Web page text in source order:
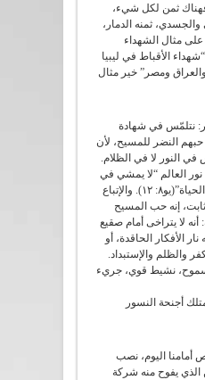
فهناك ثمن لكل شيء،
ثمنه الدمار،
على مثال الشهداء
“شهداء الأقباط في ليبيا
ومصر” خير مثال
نتلمّس في شهادة
حبهم النضر للمسيح، لأن
النور لا في الظلام.
العالم “لا يمشي في
الظلام، بل يكون له نور الحياة”(يو٨: ١٢). والإتباع
إنه حب المسيح
لا يتراخى أمام صقيع
الأفكار الحاقدة، أو
والظلم والإستبداد.
نشيط قوي، جريء
أجنحة النسور
أمامنا اليوم، نصب
الذي يفوح منه شركة